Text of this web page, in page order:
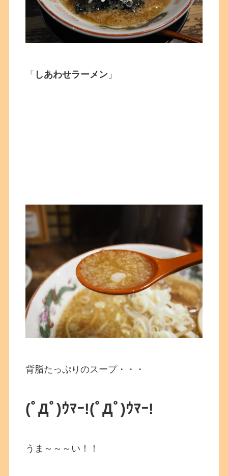
「 しあわせラーメン 」
背脂たっぷりのスープ・・・
(ﾟДﾟ)ｳﾏｰ!(ﾟДﾟ)ｳﾏｰ!
うま～～～い！！